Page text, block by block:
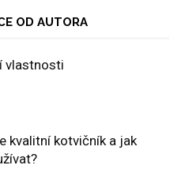
OD AUTORA
vlastnosti
kvalitní kotvičník a jak